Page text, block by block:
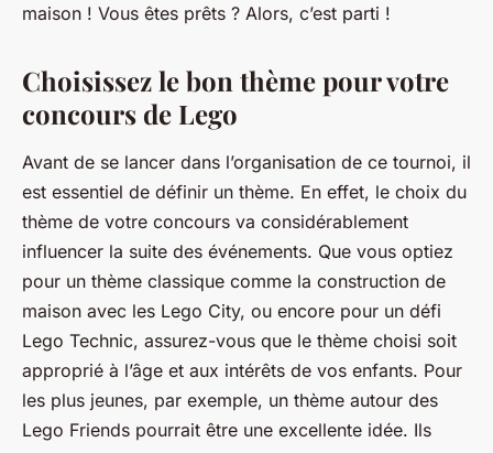
maison ! Vous êtes prêts ? Alors, c’est parti !
Choisissez le bon thème pour votre
concours de Lego
Avant de se lancer dans l’organisation de ce tournoi, il
est essentiel de définir un thème. En effet, le choix du
thème de votre concours va considérablement
influencer la suite des événements. Que vous optiez
pour un thème classique comme la construction de
maison avec les Lego City, ou encore pour un défi
Lego Technic, assurez-vous que le thème choisi soit
approprié à l’âge et aux intérêts de vos enfants. Pour
les plus jeunes, par exemple, un thème autour des
Lego Friends pourrait être une excellente idée. Ils